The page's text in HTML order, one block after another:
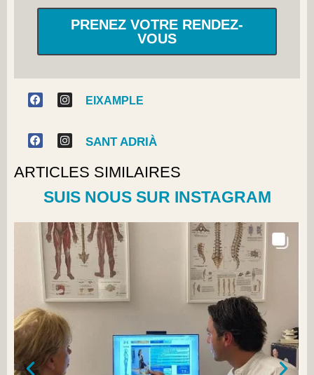
PRENEZ VOTRE RENDEZ-
VOUS
EIXAMPLE
SANT ADRIÀ
ARTICLES SIMILAIRES
SUIS NOUS SUR INSTAGRAM